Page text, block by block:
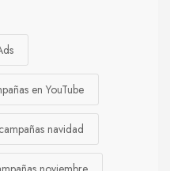
en YouTube
campañas navidad